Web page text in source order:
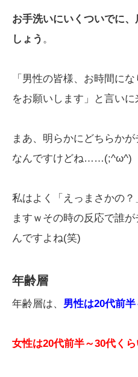
お手洗いにいくついでに
しょう 。
「男性の皆様、お時間に
をお願いします」と言いに
まあ、明らかにどちらか
なんですけどね……(;^ω^)
私はよく「えっまさかの
ますｗその時の反応で誰
んですよね(笑)
年齢層
年齢層は、 男性は20代前半
女性は20代前半～30代く